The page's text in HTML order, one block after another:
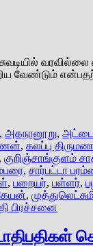
வரவில்லை
வேண்டும்
, அகநானூறு,
, கலப்பு
, குறிஞ்சாங்குளம்
, சார்பட்டா
, பறையர், பள்ளர்,
,
பிரச்சனை